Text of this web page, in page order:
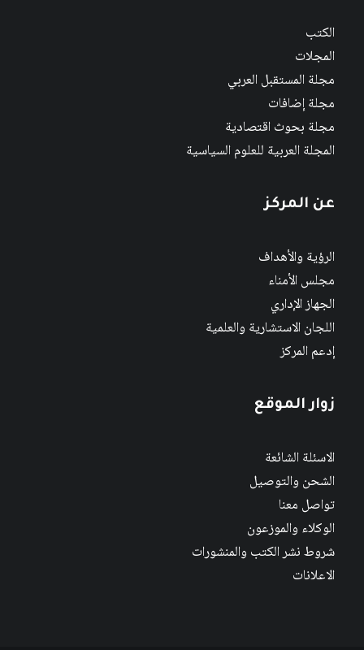
الكتب
المجلات
مجلة المستقبل العربي
مجلة إضافات
مجلة بحوث اقتصادية
المجلة العربية للعلوم السياسية
عن المركز
الرؤية والأهداف
مجلس الأمناء
الجهاز الإداري
اللجان الاستشارية والعلمية
إدعم المركز
زوار الموقع
الاسئلة الشائعة
الشحن والتوصيل
تواصل معنا
الوكلاء والموزعون
شروط نشر الكتب والمنشورات
الاعلانات